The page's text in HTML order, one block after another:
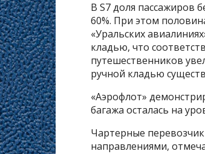
В S7 доля пассажиров
60%. При этом
«Уральских
кладью, что
путешественников
ручной кладью
«Аэрофлот»
багажа осталась на
Чартерные
направлениями,